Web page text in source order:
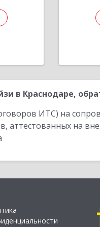
в Краснодаре,
ИТС) на
аттестованных на